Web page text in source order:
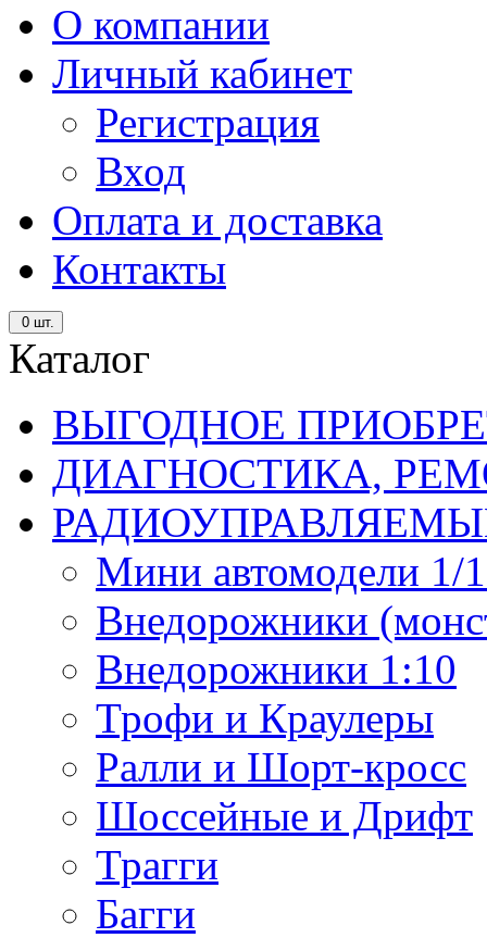
О компании
Личный кабинет
Регистрация
Вход
Оплата и доставка
Контакты
0 шт.
Каталог
ВЫГОДНОЕ
ДИАГНОСТИКА,
Мини автомодели 1/
Внедорожники
Внедорожники 1:10
Трофи и Краулеры
Ралли и Шорт-кросс
Шоссейные и Дрифт
Трагги
Багги